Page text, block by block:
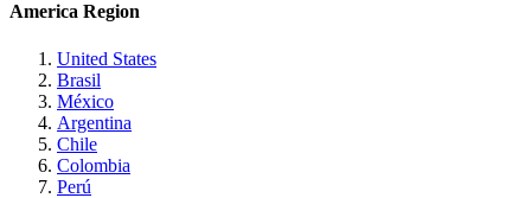
America Region
United States
Brasil
México
Argentina
Chile
Colombia
Perú